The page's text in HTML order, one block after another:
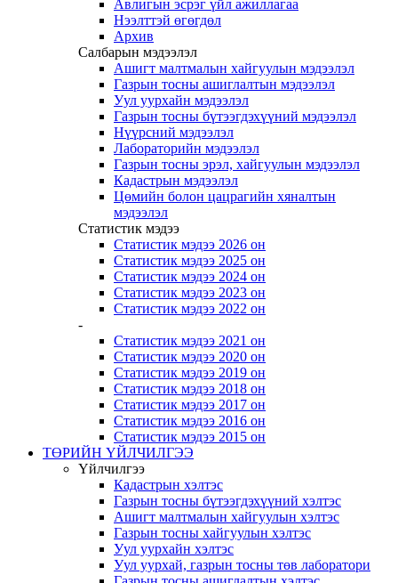
Авлигын эсрэг үйл ажиллагаа
Нээлттэй өгөгдөл
Архив
Салбарын мэдээлэл
Ашигт малтмалын хайгуулын мэдээлэл
Газрын тосны ашиглалтын мэдээлэл
Уул уурхайн мэдээлэл
Газрын тосны бүтээгдэхүүний мэдээлэл
Нүүрсний мэдээлэл
Лабораторийн мэдээлэл
Газрын тосны эрэл, хайгуулын мэдээлэл
Кадастрын мэдээлэл
Цөмийн болон цацрагийн хяналтын
мэдээлэл
Статистик мэдээ
Статистик мэдээ 2026 он
Статистик мэдээ 2025 он
Статистик мэдээ 2024 он
Статистик мэдээ 2023 он
Статистик мэдээ 2022 он
-
Статистик мэдээ 2021 он
Статистик мэдээ 2020 он
Статистик мэдээ 2019 он
Статистик мэдээ 2018 он
Статистик мэдээ 2017 он
Статистик мэдээ 2016 он
Статистик мэдээ 2015 он
ТӨРИЙН ҮЙЛЧИЛГЭЭ
Үйлчилгээ
Кадастрын хэлтэс
Газрын тосны бүтээгдэхүүний хэлтэс
Ашигт малтмалын хайгуулын хэлтэс
Газрын тосны хайгуулын хэлтэс
Уул уурхайн хэлтэс
Уул уурхай, газрын тосны төв лаборатори